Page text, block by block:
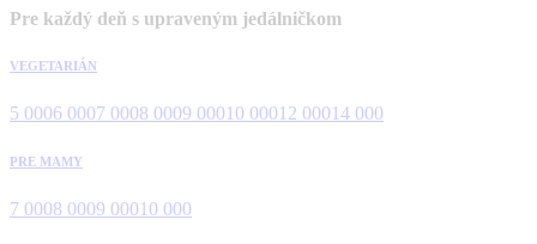
Pre každý deň s upraveným jedálničkom
VEGETARIÁN
5 0006 0007 0008 0009 00010 00012 00014 000
PRE MAMY
7 0008 0009 00010 000